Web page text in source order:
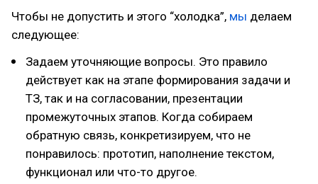
Чтобы не допустить и этого “холодка”, мы делаем
следующее:
Задаем уточняющие вопросы. Это правило
действует как на этапе формирования задачи и
ТЗ, так и на согласовании, презентации
промежуточных этапов. Когда собираем
обратную связь, конкретизируем, что не
понравилось: прототип, наполнение текстом,
функционал или что-то другое.